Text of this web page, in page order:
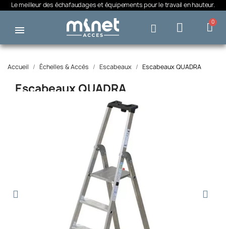
Le meilleur des échafaudages et équipements pour le travail en hauteur.
Accueil Échelles & Accès Escabeaux Escabeaux QUADRA
Escabeaux QUADRA